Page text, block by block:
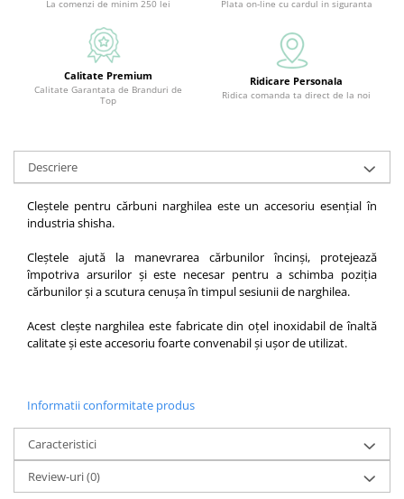
La comenzi de minim 250 lei Plata on-line cu cardul in siguranta
Calitate Premium
Calitate Garantata de Branduri de
Top
Ridicare Personala
Ridica comanda ta direct de la noi
Descriere
Cleștele pentru cărbuni narghilea este un accesoriu esențial în
industria shisha.
Cleștele ajută la manevrarea cărbunilor încinși, protejează
împotriva arsurilor și este necesar pentru a schimba poziția
cărbunilor și a scutura cenușa în timpul sesiunii de narghilea.
Acest clește narghilea este fabricate din oțel inoxidabil de înaltă
calitate și este accesoriu foarte convenabil și ușor de utilizat.
Informatii conformitate produs
Caracteristici
Review-uri(0)